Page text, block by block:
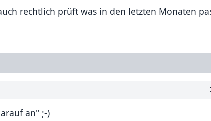
rechtlich prüft was in den letzten Monaten
an" ;-)